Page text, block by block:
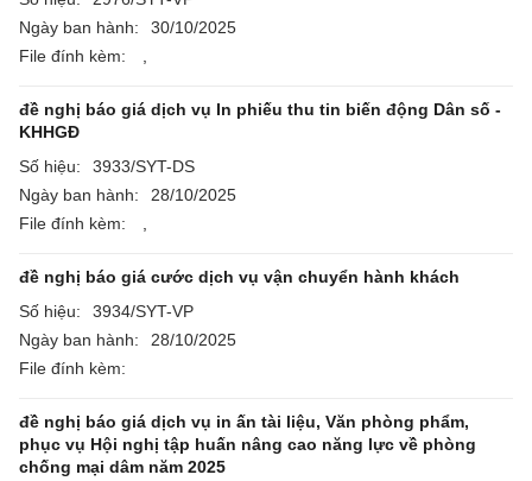
Ngày ban hành:
30/10/2025
File đính kèm:
đề nghị báo giá dịch vụ In phiếu thu tin biến động Dân số -
KHHGĐ
Số hiệu:
3933/SYT-DS
Ngày ban hành:
28/10/2025
File đính kèm:
đề nghị báo giá cước dịch vụ vận chuyển hành khách
Số hiệu:
3934/SYT-VP
Ngày ban hành:
28/10/2025
File đính kèm:
đề nghị báo giá dịch vụ in ấn tài liệu, Văn phòng phẩm,
phục vụ Hội nghị tập huấn nâng cao năng lực về phòng
chống mại dâm năm 2025